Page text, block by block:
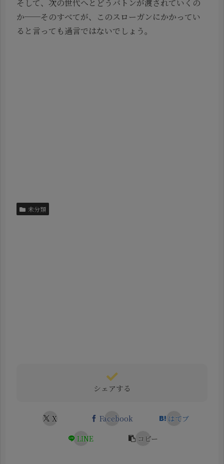
そして、次の世代へとどうバトンが渡されていくの
か──そのすべてが、このスローガンにかかってい
ると言っても過言ではないでしょう。
未分類
シェアする
X Facebook
はてブ
LINE
コピー